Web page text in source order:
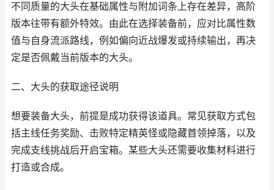
不同质量的大头在基础属性与附加词条上存在差异，高阶
版本往带有额外特效。由此在选择装备前，应对比属性数
值与自身流派路线，例如偏向近战爆发或持续输出，再决
定是否佩戴当前版本的大头。
二、大头的获取途径说明
想要装备大头，前提是成功获得该道具。常见获取方式包
括主线任务奖励、击败特定精英怪或隐藏首领掉落，以及
完成支线挑战后开启宝箱。某些大头还需要收集材料进行
打造或合成。